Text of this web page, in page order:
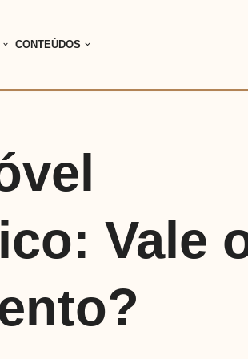
CONTEÚDOS
Vale